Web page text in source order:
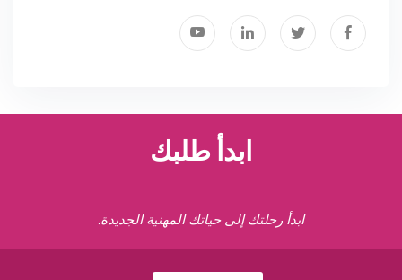
ابدأ طلبك
ابدأ رحلتك إلى حياتك المهنية الجديدة.